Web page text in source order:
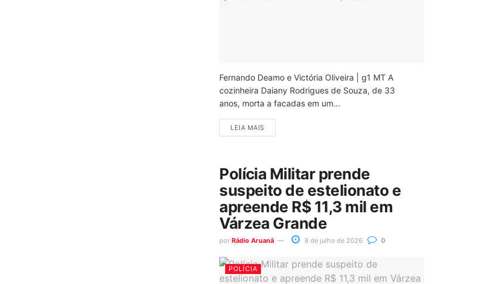
Fernando Deamo e Victória Oliveira | g1 MT A
cozinheira Daiany Rodrigues de Souza, de 33
anos, morta a facadas em um...
LEIA MAIS
Polícia Militar prende
suspeito de estelionato e
apreende R$ 11,3 mil em
Várzea Grande
por Rádio Aruanã 8 de julho de 2026 0
POLÍCIA